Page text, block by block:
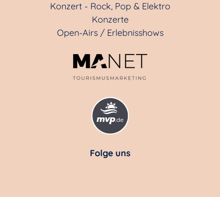
Konzert - Rock, Pop & Elektro
Konzerte
Open-Airs / Erlebnisshows
Folge uns